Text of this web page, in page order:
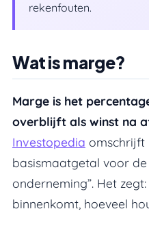
rekenfouten.
Wat is marge?
Wat zijn de drie
Brutomarge
Nettomarge
Hoe bereken je
Wat is marge?
Marge is het
overblijft als winst na
Investopedia omschrijft
basismaatgetal voor
onderneming”. Het
binnenkomt, hoeveel